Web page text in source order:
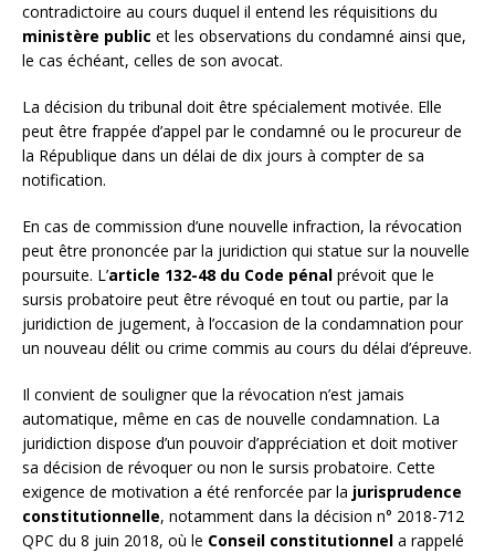
contradictoire au cours duquel il entend les réquisitions du
ministère public et les observations du condamné ainsi que,
le cas échéant, celles de son avocat.
La décision du tribunal doit être spécialement motivée. Elle
peut être frappée d’appel par le condamné ou le procureur de
la République dans un délai de dix jours à compter de sa
notification.
En cas de commission d’une nouvelle infraction, la révocation
peut être prononcée par la juridiction qui statue sur la nouvelle
poursuite. L’article 132-48 du Code pénal prévoit que le
sursis probatoire peut être révoqué en tout ou partie, par la
juridiction de jugement, à l’occasion de la condamnation pour
un nouveau délit ou crime commis au cours du délai d’épreuve.
Il convient de souligner que la révocation n’est jamais
automatique, même en cas de nouvelle condamnation. La
juridiction dispose d’un pouvoir d’appréciation et doit motiver
sa décision de révoquer ou non le sursis probatoire. Cette
exigence de motivation a été renforcée par la jurisprudence
constitutionnelle, notamment dans la décision n° 2018-712
QPC du 8 juin 2018, où le Conseil constitutionnel a rappelé